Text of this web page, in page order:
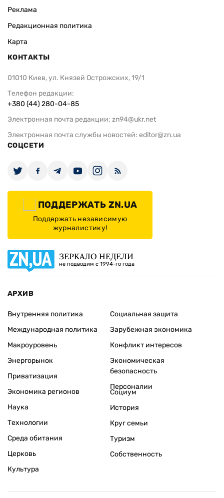
Реклама
Редакционная политика
Карта
КОНТАКТЫ
01010 Киев, ул. Князей Острожских, 19/1
Телефон редакции:
+380 (44) 280-04-85
Электронная почта редакции: zn94@ukr.net
Электронная почта службы новостей: editor@zn.ua
СОЦСЕТИ
ПОДДЕРЖАТЬ ZN.UA
Поддержать независимую
журналистику!
ЗЕРКАЛО НЕДЕЛИ
не подводим с 1994-го года
АРХИВ
Внутренняя политика
Международная политика
Макроуровень
Энергорынок
Приватизация
Экономика регионов
Социальная защита
Зарубежная экономика
Конфликт интересов
Экономическая
безопасность
Персоналии
Наука
Технологии
Среда обитания
Церковь
Культура
Социум
История
Круг семьи
Туризм
Собственность